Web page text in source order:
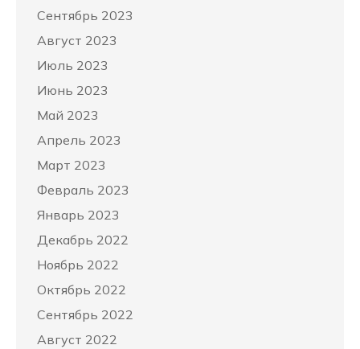
Сентябрь 2023
Август 2023
Июль 2023
Июнь 2023
Май 2023
Апрель 2023
Март 2023
Февраль 2023
Январь 2023
Декабрь 2022
Ноябрь 2022
Октябрь 2022
Сентябрь 2022
Август 2022